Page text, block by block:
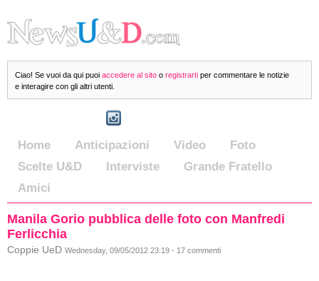
Ciao! Se vuoi da qui puoi accedere al sito o registrarti per commentare le notizie
e interagire con gli altri utenti.
Home Anticipazioni Video
Foto
Scelte U&D
Interviste
Grande Fratello
Amici
Manila Gorio pubblica delle foto con Manfredi
Ferlicchia
Coppie UeD Wednesday, 09/05/2012 23:19 - 17 commenti